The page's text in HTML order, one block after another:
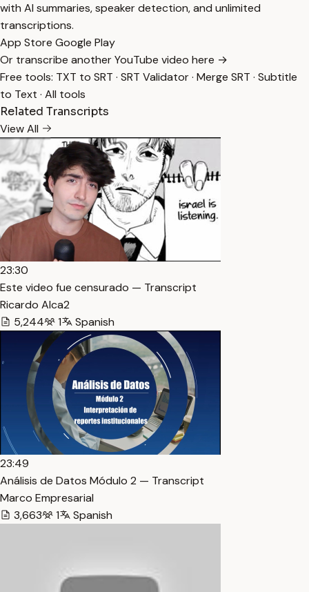
with AI summaries, speaker detection, and unlimited
transcriptions.
App Store Google Play
Or transcribe another YouTube video here →
Free tools: TXT to SRT · SRT Validator· Merge SRT · Subtitle
to Text · All tools
Related Transcripts
View All
23:30
Este video fue censurado — Transcript
Ricardo Alca2
5,244
1 Spanish
23:49
Análisis de Datos Módulo 2 — Transcript
Marco Empresarial
3,663
1 Spanish